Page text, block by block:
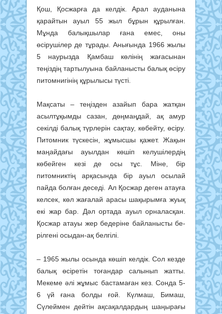
Қош, Қосжарға да келдік. Арал ауданына
қарайтын ауыл 55 жыл бұрын құрылған.
Мұнда балықшылар ғана емес, оны
өсірушілер де тұрады. Анығында 1966 жылы
5 наурызда Қам­баш көлінің жағасынан
теңіздің тартылуына байланысты балық өсіру
питомнигінің құрылысы түсті.
Мақсаты – теңізден азайып бара жатқан
асылтұқымды сазан, дөңмаңдай, ақ амур
секілді балық түрлерін сақтау, көбейту, өсіру.
Питомник түскесін, жұмысшы қажет. Жақын
маңайдағы ауылдан көшіп келушілердің
көбейген кезі де осы тұс. Міне, бір
питомниктің арқасында бір ауыл осылай
пайда болған деседі. Ал Қосжар деген атауға
келсек, көл жағалай арасы шақырымға жуық
екі жар бар. Дәл ортада ауыл орналасқан.
Қосжар атауы жер бедеріне байланысты бе­­
ріл­гені осыдан-ақ белгілі.
– 1965 жылы осында көшіп келдік. Сол кезде
балық өсіретін тоғандар салынып жатты.
Мекеме әлі жұмыс бастамаған кез. Сонда 5-
6 үй ғана болды ғой. Күлмаш, Бимаш,
Сүлеймен дейтін ақсақалдардың шаңырағы